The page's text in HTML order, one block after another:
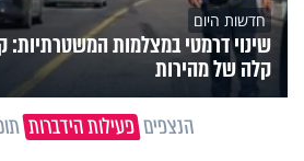
חדשות היום
שינוי דרמטי במצלמות המשטרתיות:
קלה של מהירות
הנצפים פעילות הידברות